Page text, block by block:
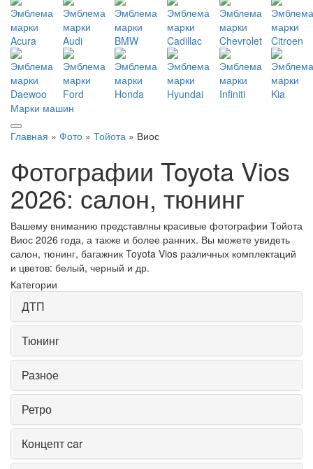
Марки машин
Главная » Фото » Тойота » Виос
Фотографии Toyota Vios
2026: салон, тюнинг
Вашему вниманию представлны красивые фотографии Тойота
Виос 2026 года, а также и более ранних. Вы можете увидеть
салон, тюнинг, багажник Toyota Vios различных комплектаций
и цветов: белый, черный и др.
Категории
ДТП
Тюнинг
Разное
Ретро
Концепт car